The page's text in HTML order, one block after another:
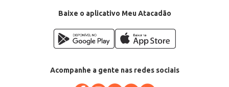
Baixe o aplicativo Meu Atacadão
Acompanhe a gente nas redes sociais